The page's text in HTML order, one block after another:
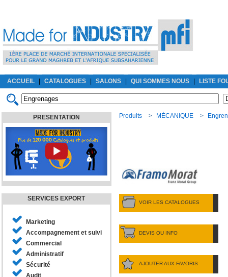
ACCUEIL CATALOGUES SALONS QUI SOMMES NOUS LISTE
PRESENTATION
SERVICES EXPORT
Marketing
Accompagnement et suivi
Commercial
Administratif
Sécurité
Produits > MÉCANIQUE >
VOIR LES CATALOGUES
DEVIS OU INFO
AJOUTER AUX FAVORIS